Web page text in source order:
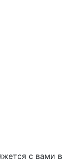
с вами в